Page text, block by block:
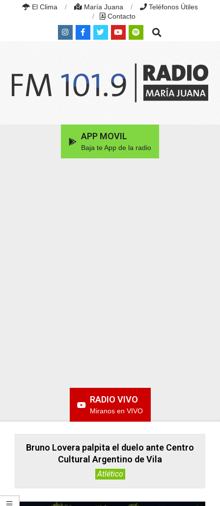
El Clima María Juana
Teléfonos Útiles
Contacto
Search
APP MOVIL
Baja te App de la radio
RADIO VIVO
Miranos en VIVO
Bruno Lovera palpita el duelo ante Centro
Cultural Argentino de Vila
Atlético